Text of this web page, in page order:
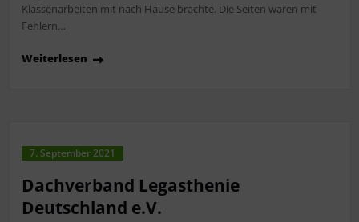
Klassenarbeiten mit nach Hause brachte. Die Seiten waren mit
Fehlern…
Weiterlesen
7. September 2021
Dachverband Legasthenie
Deutschland e.V.